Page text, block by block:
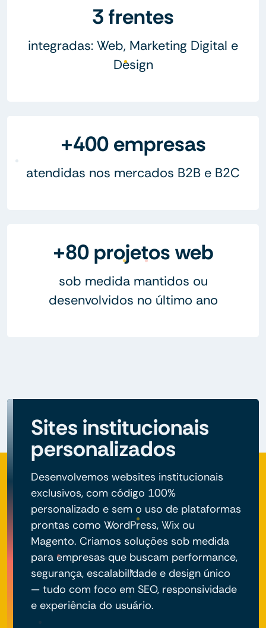
3 frentes
integradas: Web, Marketing Digital e
Design
+400 empresas
atendidas nos mercados B2B e B2C
+80 projetos web
sob medida mantidos ou
desenvolvidos no último ano
Sites institucionais
personalizados
Desenvolvemos websites institucionais
exclusivos, com código 100%
personalizado e sem o uso de plataformas
prontas como WordPress, Wix ou
Magento. Criamos soluções sob medida
para empresas que buscam performance,
segurança, escalabilidade e design único
— tudo com foco em SEO, responsividade
e experiência do usuário.